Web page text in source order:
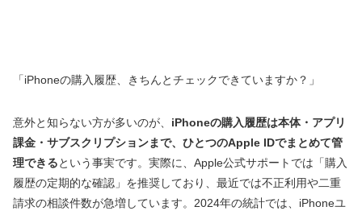
「iPhoneの購入履歴、きちんとチェックできていますか？」
意外と知らない方が多いのが、 iPhoneの購入履歴は本体・アプリ
課金・サブスクリプションまで、ひとつのApple IDでまとめて管
理できるという事実です。実際に、Apple公式サポートでは「購入
履歴の定期的な確認」を推奨しており、最近では不正利用や二重
請求の相談件数が急増しています。2024年の統計では、iPhoneユ